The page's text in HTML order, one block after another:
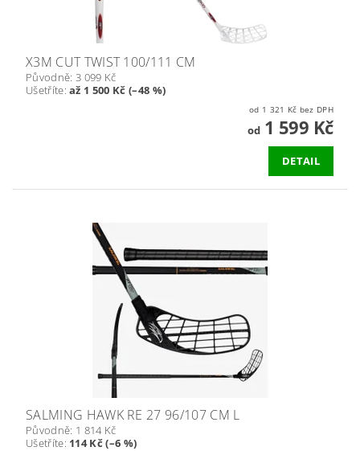
X3M CUT TWIST 100/111 CM
Původně: 3 099 Kč
Ušetříte:až 1 500 Kč (–48 %)
od 1 321 Kč bez DPH
od1 599 Kč
DETAIL
SALMING HAWK RE 27 96/107 CM L
Původně: 1 814 Kč
Ušetříte: 114 Kč (–6 %)